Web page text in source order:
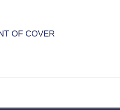
OF COVER